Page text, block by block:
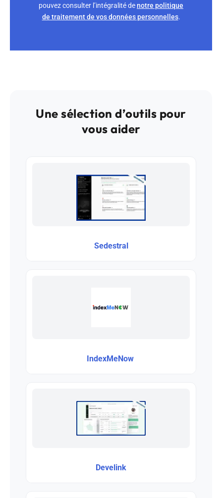
pouvez consulter l’intégralité denotre politique
de traitement de vos données personnelles.
Une sélection d’outils pour
vous aider
Sedestral
IndexMeNow
Develink